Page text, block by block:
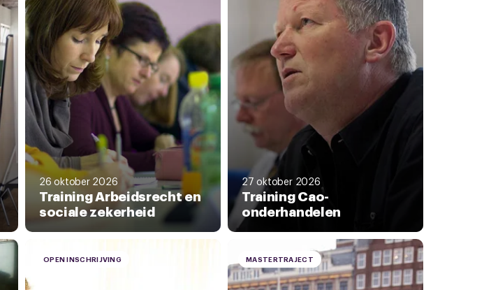
26 oktober 2026
Training Arbeidsrecht en
sociale zekerheid
27 oktober 2026
Training Cao-
onderhandelen
OPEN INSCHRIJVING MASTERTRAJECT